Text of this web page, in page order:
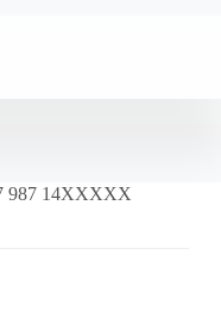
987 14XXXXX